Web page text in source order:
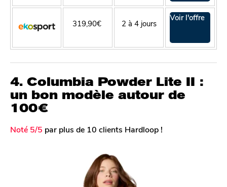
319,90€ 2 à 4 jours
Voir l'offre
4. Columbia Powder Lite II :
un bon modèle autour de
100€
Noté 5/5 par plus de 10 clients Hardloop !